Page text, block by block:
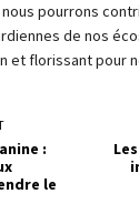
pourrons
de nos
et florissant pour
:
le